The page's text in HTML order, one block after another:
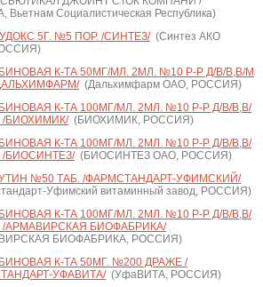
Вьетнам Социалистическая Республика)
5Г. №5 ПОР. /СИНТЕЗ/(Синтез АКО
К-ТА 50МГ/МЛ. 2МЛ. №10 Р-Р Д/В/В,В/М
(Дальхимфарм ОАО, РОССИЯ)
К-ТА 100МГ/МЛ. 2МЛ. №10 Р-Р Д/В/В,В/
/БИОХИМИК/(БИОХИМИК, РОССИЯ)
К-ТА 100МГ/МЛ. 2МЛ. №10 Р-Р Д/В/В,В/
/БИОСИНТЕЗ/(БИОСИНТЕЗ ОАО, РОССИЯ)
№50 ТАБ. /ФАРМСТАНДАРТ-УФИМСКИЙ/
Уфимский витаминный завод, РОССИЯ)
К-ТА 100МГ/МЛ. 2МЛ. №10 Р-Р Д/В/В,В/
/АРМАВИРСКАЯ БИОФАБРИКА/
БИОФАБРИКА, РОССИЯ)
К-ТА 50МГ. №200 ДРАЖЕ /
УФАВИТА/(УфаВИТА, РОССИЯ)